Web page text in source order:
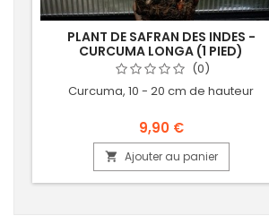
PLANT DE SAFRAN DES INDES -
CURCUMA LONGA (1 PIED)
(0)
Curcuma, 10 - 20 cm de hauteur
9,90 €
 Ajouter au panier